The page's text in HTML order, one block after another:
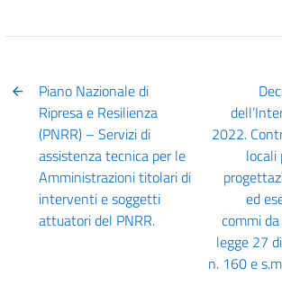
Piano Nazionale di
Ripresa e Resilienza
(PNRR) – Servizi di
assistenza tecnica per le
Amministrazioni titolari di
interventi e soggetti
attuatori del PNRR.
2022.
locali
ed
commi
legge 27
n. 160 e